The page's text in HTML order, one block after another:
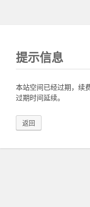
提示信息
本站空间已经过期，续
过期时间延续。
返回